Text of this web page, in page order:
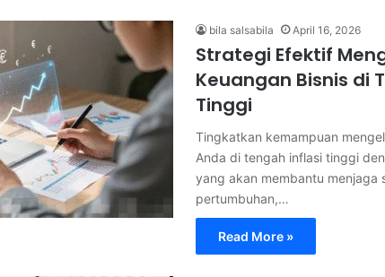
bila salsabila April 16, 2026
Strategi Efektif
Keuangan Bisnis di
Tinggi
Tingkatkan kemampuan
Anda di tengah inflasi tinggi
yang akan membantu menjaga
pertumbuhan,…
Read More »